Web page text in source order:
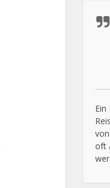
Ein
oft